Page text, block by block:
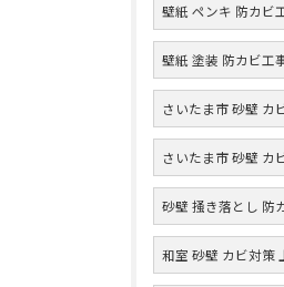
壁紙 ペンキ 防カビ
壁紙 塗装 防カビ工
さいたま市 砂壁 カ
さいたま市 砂壁 カ
砂壁 掻き落とし 防
和室 砂壁 カビ対策